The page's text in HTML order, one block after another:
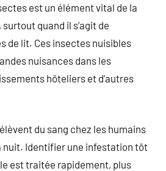
est un élément vital de la
quand il s’agit de
de lit. Ces insectes nuisibles
nuisances dans les
hôteliers et d’autres
du sang chez les humains
nuit. Identifier une infestation tôt
est traitée rapidement, plus